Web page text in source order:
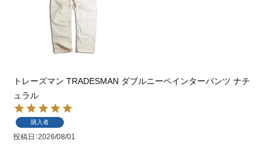
トレーズマン TRADESMAN ダブルニーペインターパンツ ナチ
ュラル
購入者
投稿日 2026/08/01